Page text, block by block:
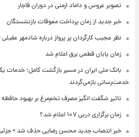
تصویر عروس و داماد ارمنی در دوران قاجار
خبر جدید از زمان پرداخت معوقات بازنشستگان
نظر عجیب کارگردان پر پرواز درباره شادمهر عقیلی +
زمان پایان قطعی برق اعلام شد
بانک ملی ایران در مسیر بازگشت کامل؛ خدمات
خدمت‌رسانی بازمی‌گردند
تاثیر شگفت انگیز مصرف تخم‌مرغ بر بهبود حافظه
زمان برگزاری دربی ۱۰۷ اعلام شد؟
خبر انتصاب جدید محسن رضایی حذف شد + جزئیات